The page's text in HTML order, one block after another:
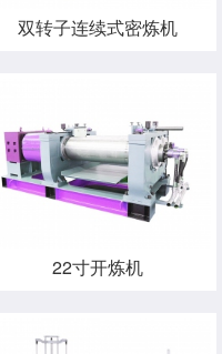
双转子连续式密炼机
22寸开炼机